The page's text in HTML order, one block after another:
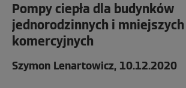
Pompy ciepła dla budynków
jednorodzinnych i
komercyjnych
Szymon Lenartowicz, 10.12.2020